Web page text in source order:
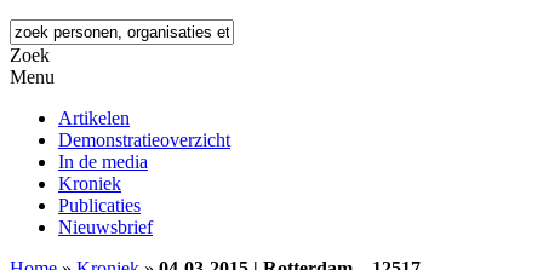
Zoek
Menu
Artikelen
Demonstratieoverzicht
In de media
Kroniek
Publicaties
Nieuwsbrief